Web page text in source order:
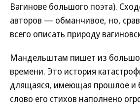
Вагинове большого поэта).
авторов — обманчивое, но,
всего описать природу
Мандельштам пишет из
времени. Это история
длящаяся, имеющая прошлое и
слово его стихов наполнено